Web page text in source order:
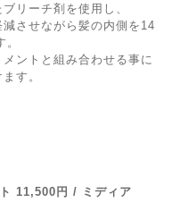
リーチ剤を使用し、
させながら髪の内側を14
ントと組み合わせる事に
す。
11,500円 / ミディア